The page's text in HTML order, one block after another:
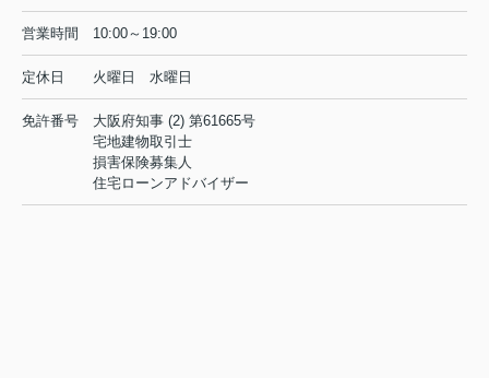
営業時間 10:00～19:00
定休日 火曜日 水曜日
免許番号
大阪府知事 (2) 第61665号
宅地建物取引士
損害保険募集人
住宅ローンアドバイザー